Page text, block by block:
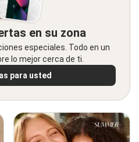
en su zona
especiales. Todo en un
lo mejor cerca de ti.
para usted